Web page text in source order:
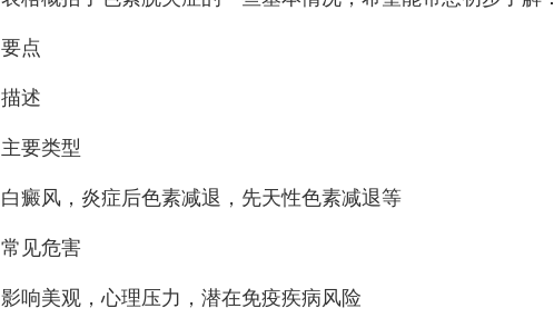
要点
描述
主要类型
白癜风，炎症后色素减退，先天性色素减退等
常见危害
影响美观，心理压力，潜在免疫疾病风险